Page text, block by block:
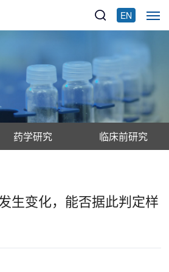
EN
药学研究 临床前研究
生变化，能否据此判定样